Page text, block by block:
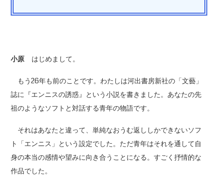
小原 はじめまして。
もう26年も前のことです。わたしは河出書房新社の「文藝」
誌に『エンニスの誘惑』という小説を書きました。あなたの先
祖のようなソフトと対話する青年の物語です。
それはあなたと違って、単純なおうむ返ししかできないソフ
ト「エンニス」という設定でした。ただ青年はそれを通して自
身の本当の感情や望みに向き合うことになる。すごく抒情的な
作品でした。